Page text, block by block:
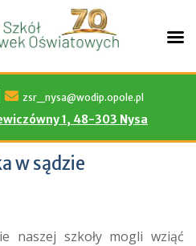
zsr_nysa@wodip.opole.pl
1, 48-303 Nysa
w sądzie
naszej szkoły mogli wziąć